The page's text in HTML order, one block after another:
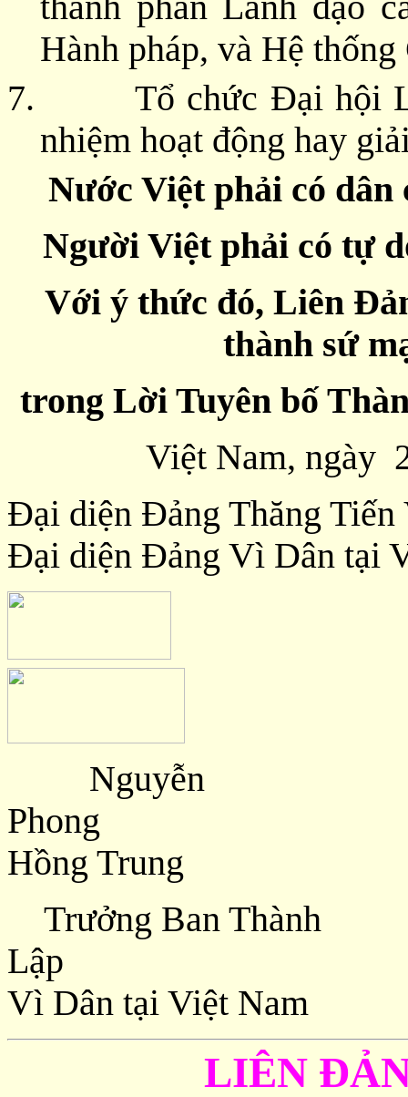
Hành pháp, và Hệ
7.
Tổ chức Đại hội
nhiệm hoạt động hay
Nước Việt phải có dân
Người Việt phải có tự
Với ý thức đó, Liên
thành sứ
trong Lời Tuyên bố
Việt Nam, ngày
Đại diện Đảng Thăng
Đại diện Đảng Vì Dân tại
Nguyễn
Hồng Trung
Trưởng Ban Thành
Lập Đại
Vì Dân tại Việt Nam
LIÊN